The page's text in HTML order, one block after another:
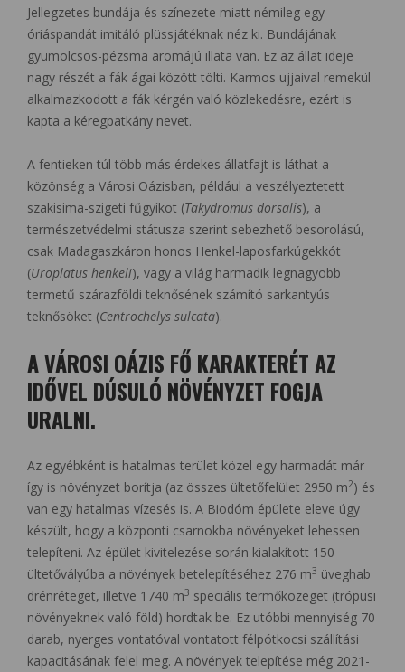
Jellegzetes bundája és színezete miatt némileg egy
óriáspandát imitáló plüssjátéknak néz ki. Bundájának
gyümölcsös-pézsma aromájú illata van. Ez az állat ideje
nagy részét a fák ágai között tölti. Karmos ujjaival remekül
alkalmazkodott a fák kérgén való közlekedésre, ezért is
kapta a kéregpatkány nevet.
A fentieken túl több más érdekes állatfajt is láthat a
közönség a Városi Oázisban, például a veszélyeztetett
szakisima-szigeti fűgyíkot (Takydromus dorsalis), a
természetvédelmi státusza szerint sebezhető besorolású,
csak Madagaszkáron honos Henkel-laposfarkúgekkót
(Uroplatus henkeli), vagy a világ harmadik legnagyobb
termetű szárazföldi teknősének számító sarkantyús
teknősöket (Centrochelys sulcata).
A VÁROSI OÁZIS FŐ KARAKTERÉT AZ
IDŐVEL DÚSULÓ NÖVÉNYZET FOGJA
URALNI.
Az egyébként is hatalmas terület közel egy harmadát már
így is növényzet borítja (az összes ültetőfelület 2950 m2) és
van egy hatalmas vízesés is. A Biodóm épülete eleve úgy
készült, hogy a központi csarnokba növényeket lehessen
telepíteni. Az épület kivitelezése során kialakított 150
ültetővályúba a növények betelepítéséhez 276 m3 üveghab
drénréteget, illetve 1740 m3 speciális termőközeget (trópusi
növényeknek való föld) hordtak be. Ez utóbbi mennyiség 70
darab, nyerges vontatóval vontatott félpótkocsi szállítási
kapacitásának felel meg. A növények telepítése még 2021-